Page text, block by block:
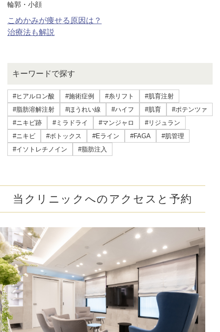
キーワードで探す
#ヒアルロン酸 #施術症例 #糸リフト
#肌育注射
#脂肪溶解注射
#ほうれい線 #ハイフ #肌育
#ポテンツァ
#ニキビ跡
#ミラドライ #マンジャロ
#リジュラン
#ニキビ
#ボトックス #Eライン #FAGA
#肌管理
#イソトレチノイン
#脂肪注入
輪郭・小顔
こめかみが痩せる原因は？
治療法も解説
当クリニックへのアクセスと予約